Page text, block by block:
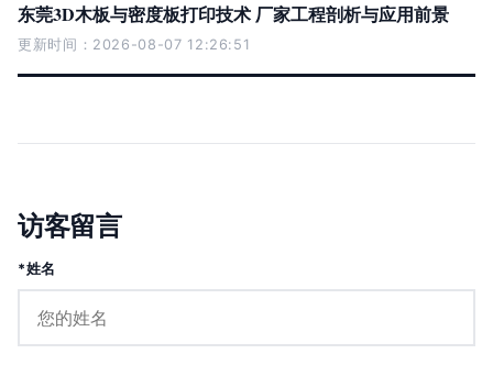
东莞3D木板与密度板打印技术 厂家工程剖析与应用前景
更新时间：2026-08-07 12:26:51
访客留言
*姓名